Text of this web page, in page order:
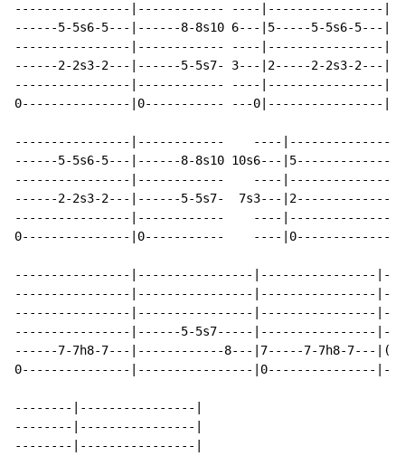
----------------|------------ ----|----------------
------5-5s6-5---|------8-8s10 6---|5-----5-5s6-5---
----------------|------------ ----|----------------
------2-2s3-2---|------5-5s7- 3---|2-----2-2s3-
----------------|------------ ----|----------------
0---------------|0----------- ---0|----------------
----------------|------------    ----
------5-5s6-5---|------8-8s10 10s6---
----------------|------------    ----
------2-2s3-2---|------5-5s7-  7s3---
----------------|------------    ----
0---------------|0-----------    ----
----------------|----------------|----------------
----------------|----------------|----------------
----------------|----------------|----------------
----------------|------5-5s7-----|----------------
------7-7h8-7---|------------8---|7-----7-7h8-7---
0---------------|----------------|0---------------
--------|----------------|
--------|----------------|
--------|----------------|